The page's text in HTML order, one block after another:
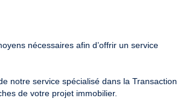
nécessaires afin d’offrir un service
notre service spécialisé dans la Transaction
de votre projet immobilier.